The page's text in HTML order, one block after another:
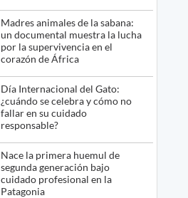
Madres animales de la sabana:
un documental muestra la lucha
por la supervivencia en el
corazón de África
Día Internacional del Gato:
¿cuándo se celebra y cómo no
fallar en su cuidado
responsable?
Nace la primera huemul de
segunda generación bajo
cuidado profesional en la
Patagonia